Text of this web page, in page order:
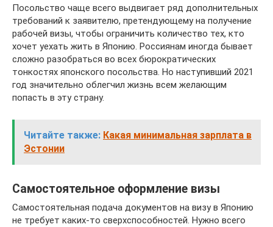
Посольство чаще всего выдвигает ряд дополнительных
требований к заявителю, претендующему на получение
рабочей визы, чтобы ограничить количество тех, кто
хочет уехать жить в Японию. Россиянам иногда бывает
сложно разобраться во всех бюрократических
тонкостях японского посольства. Но наступивший 2021
год значительно облегчил жизнь всем желающим
попасть в эту страну.
Читайте также: Какая минимальная зарплата в
Эстонии
Самостоятельное оформление визы
Самостоятельная подача документов на визу в Японию
не требует каких-то сверхспособностей. Нужно всего